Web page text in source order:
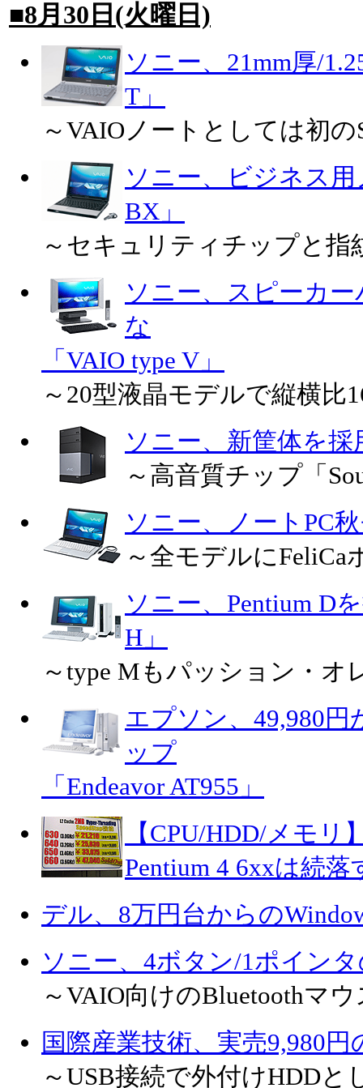
■8月30日(火曜日)
ソニー、21mm厚/
T」
～VAIOノートとしては初
ソニー、ビジネス
BX」
～セキュリティチップと指
ソニー、スピーカ
な
「VAIO type V」
～20型液晶モデルで縦横比
ソニー、新筐体を採
～高音質チップ「
ソニー、ノートPC
～全モデルにFeliCa
ソニー、Pentium D
H」
～type Mもパッション・オ
エプソン、49,980
ップ
「Endeavor AT955」
【CPU/HDD/メモリ
Pentium 4 6xxは続
デル、8万円台からの
ソニー、4ボタン/1ポイン
～VAIO向けのBluetoothマ
国際産業技術、実売9,980
～USB接続で外付けHDDと